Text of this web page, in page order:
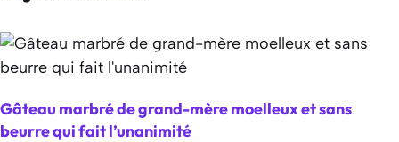
Gâteau marbré de grand-mère moelleux et sans
beurre qui fait l’unanimité